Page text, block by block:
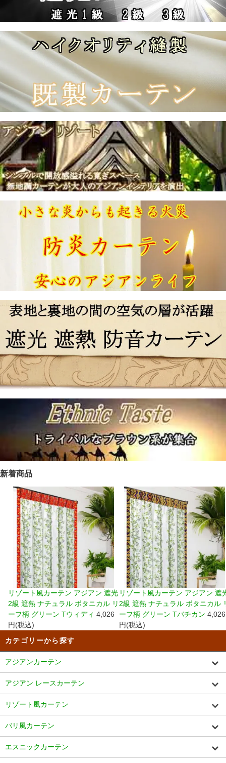
新着商品
リゾート風カーテン アジアン 遮光
2級 遮熱 ナチュラル ボタニカル リ
ーフ柄 グリーン Tウィディ 4,026
円(税込)
リゾート風カーテン アジアン 遮
2級 遮熱 ナチュラル ボタニカル
ーフ柄 グリーン Tバチカン 4,026
円(税込)
カテゴリーから探す
アジアンカーテン
アジアン レースカーテン
リゾート風カーテン
バリ風カーテン
エスニックカーテン